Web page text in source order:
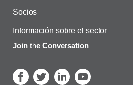
Socios
Información sobre el sector
Join the Conversation